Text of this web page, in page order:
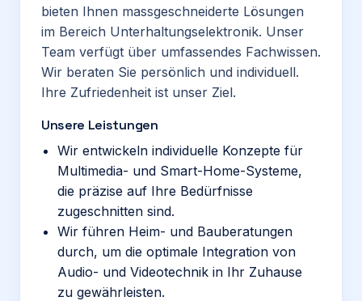
bieten Ihnen massgeschneiderte Lösungen
im Bereich Unterhaltungselektronik. Unser
Team verfügt über umfassendes Fachwissen.
Wir beraten Sie persönlich und individuell.
Ihre Zufriedenheit ist unser Ziel.
Unsere Leistungen
Wir entwickeln individuelle Konzepte für
Multimedia- und Smart-Home-Systeme,
die präzise auf Ihre Bedürfnisse
zugeschnitten sind.
Wir führen Heim- und Bauberatungen
durch, um die optimale Integration von
Audio- und Videotechnik in Ihr Zuhause
zu gewährleisten.